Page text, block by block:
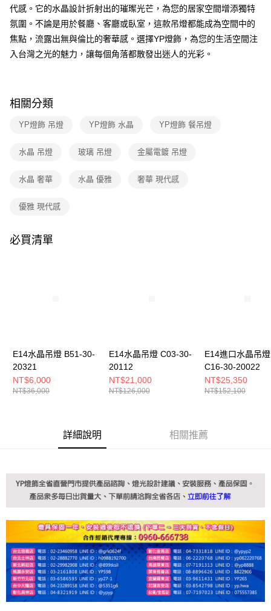
【關於「AFTEE先享後付」】
AFTEE先享後付是「在收到商品之後才付款」的支付方式。 讓您購物簡單
便利好安心！
１．簡單：不需註冊會員、不需綁卡、不需儲值。
２．便利：只要手機號碼，簡訊認證，即可結帳。
結帳頁面，進行簡訊認證並確認金額後，即可完成結帳。
３．收到繳費通知簡訊後14天內，點擊此簡訊中的連結，可透過四大超商／
※ 請注意：結帳手續完成當下不需立刻繳費，但若您需要取消訂單，請聯絡
※ 交易是否成功請以「AFTEE先享後付 」之結帳頁面顯示為準，若有關於
客戶支援中心」
１．透過由恩沛科技股份有限公司提供之「AFTEE先享後付」服務完成之交
５．嚴禁一人註冊多個帳號或使用他人資訊註冊。若發現惡意使用之情形，
恩沛科技股份有限公司將有權停止該用戶之使用額度並採取法律行動。
代感。它的水晶設計折射出的璀璨光芒，為您的居家空間增添獨特
氛圍。不論是用於餐廳、客廳或臥室，這款吊燈都能成為空間中的
焦點，流露出無與倫比的奢華感。選擇YP燈飾，為您的生活空間注
入台灣之光的魅力，讓每個角落都散發出迷人的光彩。
相關分類
YP燈飾 吊燈 YP燈飾 水晶 YP燈飾 餐吊燈
水晶 吊燈 玻璃 吊燈 金屬電鍍 吊燈
水晶 奢華 水晶 優雅 奢華 現代感
優雅 現代感
必買清單
E14水晶吊燈 B51-30-
20321
NT$6,000
NT$36,000
E14水晶吊燈 C03-30-
20112
NT$21,000
NT$126,000
E14進口水晶吊燈
C16-30-20022
NT$25,350
NT$152,100
詳細說明 相關推薦